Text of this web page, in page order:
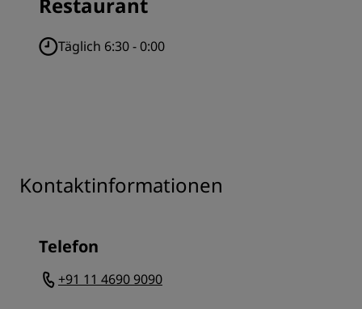
Täglich 6:30 - 0:00
Kontaktinformationen
Telefon
+91 11 4690 9090